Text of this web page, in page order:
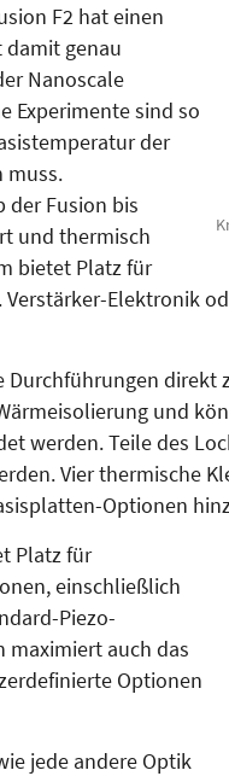
F2 hat einen
damit genau
Nanoscale
Experimente sind so
der
muss.
der Fusion bis
und thermisch
bietet Platz für
Elektronik
Durchführungen
und
werden. Teile des
Vier thermische
Optionen
Platz für
einschließlich
Piezo-
maximiert auch das
Optionen
jede andere Optik